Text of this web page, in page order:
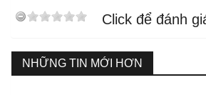
Click để đánh
NHỮNG TIN MỚI HƠN